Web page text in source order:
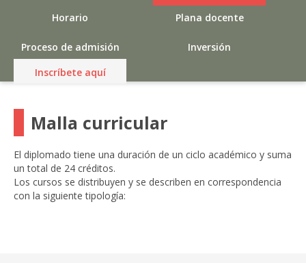
Horario Plana docente
Proceso de admisión
Inversión
Inscríbete aquí
Malla curricular
El diplomado tiene una duración de un ciclo académico y suma
un total de 24 créditos.
Los cursos se distribuyen y se describen en correspondencia
con la siguiente tipología: